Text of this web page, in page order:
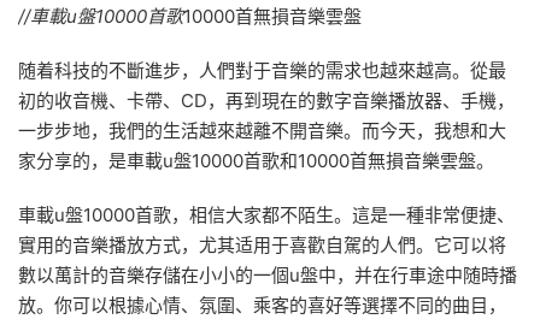
//車載u盤10000首歌10000首無損音樂雲盤
随着科技的不斷進步，人們對于音樂的需求也越來越高。從最
初的收音機、卡帶、CD，再到現在的數字音樂播放器、手機，
一步步地，我們的生活越來越離不開音樂。而今天，我想和大
家分享的，是車載u盤10000首歌和10000首無損音樂雲盤。
車載u盤10000首歌，相信大家都不陌生。這是一種非常便捷、
實用的音樂播放方式，尤其适用于喜歡自駕的人們。它可以将
數以萬計的音樂存儲在小小的一個u盤中，并在行車途中随時播
放。你可以根據心情、氛圍、乘客的喜好等選擇不同的曲目，